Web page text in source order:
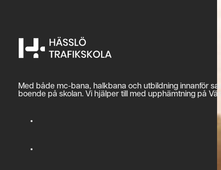
Med både mc-bana, halkbana och utbildning innanför
boende på skolan. Vi hjälper till med upphämtning på